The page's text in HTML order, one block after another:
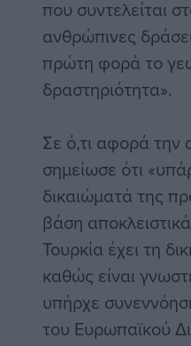
που συντελείται
ανθρώπινες
πρώτη φορά το
δραστηριότητα».
Σε ό,τι αφορά την
σημείωσε ότι
δικαιώματά της
βάση
Τουρκία έχει τη
καθώς είναι
υπήρχε
του Ευρωπαϊκού